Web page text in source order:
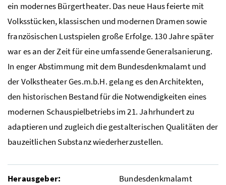
ein modernes Bürgertheater. Das neue Haus feierte mit
Volksstücken, klassischen und modernen Dramen sowie
französischen Lustspielen große Erfolge. 130 Jahre später
war es an der Zeit für eine umfassende Generalsanierung.
In enger Abstimmung mit dem Bundesdenkmalamt und
der Volkstheater Ges.m.b.H. gelang es den Architekten,
den historischen Bestand für die Notwendigkeiten eines
modernen Schauspielbetriebs im 21. Jahrhundert zu
adaptieren und zugleich die gestalterischen Qualitäten der
bauzeitlichen Substanz wiederherzustellen.
Herausgeber: Bundesdenkmalamt